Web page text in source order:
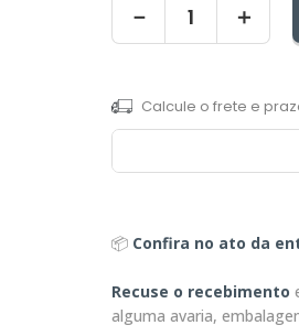
＋
－
📦 Confira no ato da
Recuse o recebimento
alguma avaria,